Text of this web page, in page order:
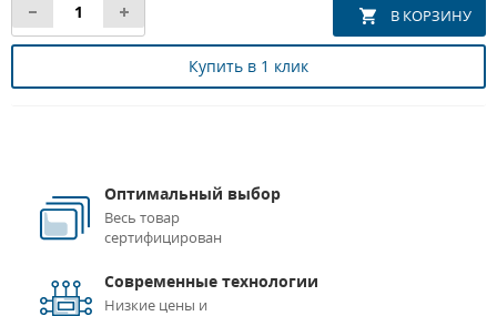
Купить в 1 клик
Оптимальный выбор
Весь товар
сертифицирован
Современные технологии
Низкие цены и